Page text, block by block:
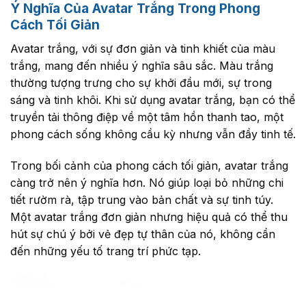
Ý Nghĩa Của Avatar Trắng Trong Phong
Cách Tối Giản
Avatar trắng, với sự đơn giản và tinh khiết của màu
trắng, mang đến nhiều ý nghĩa sâu sắc. Màu trắng
thường tượng trưng cho sự khởi đầu mới, sự trong
sáng và tinh khôi. Khi sử dụng avatar trắng, bạn có thể
truyền tải thông điệp về một tâm hồn thanh tao, một
phong cách sống không cầu kỳ nhưng vẫn đầy tinh tế.
Trong bối cảnh của phong cách tối giản, avatar trắng
càng trở nên ý nghĩa hơn. Nó giúp loại bỏ những chi
tiết rườm rà, tập trung vào bản chất và sự tinh túy.
Một avatar trắng đơn giản nhưng hiệu quả có thể thu
hút sự chú ý bởi vẻ đẹp tự thân của nó, không cần
đến những yếu tố trang trí phức tạp.